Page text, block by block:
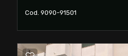
Cod. 9090-91501